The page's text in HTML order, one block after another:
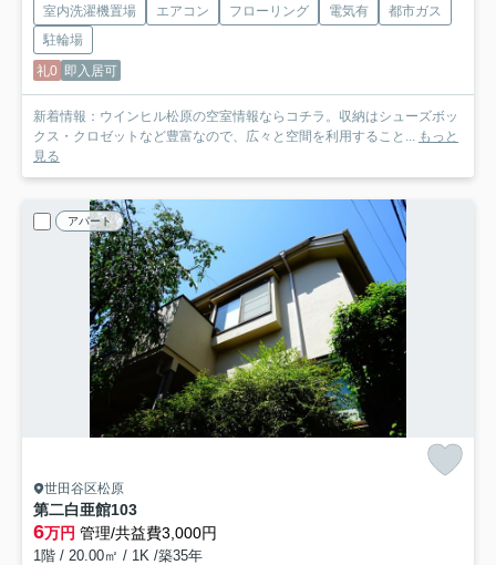
室内洗濯機置場 エアコン フローリング 電気有
都市ガス
駐輪場
礼0 即入居可
新着情報：ウインヒル松原の空室情報ならコチラ。収納はシューズボッ
クス・クロゼットなど豊富なので、広々と空間を利用すること... もっと
見る
アパート
世田谷区松原
第二白亜館103
6万円 管理/共益費3,000円
1階 / 20.00㎡ / 1K /築35年